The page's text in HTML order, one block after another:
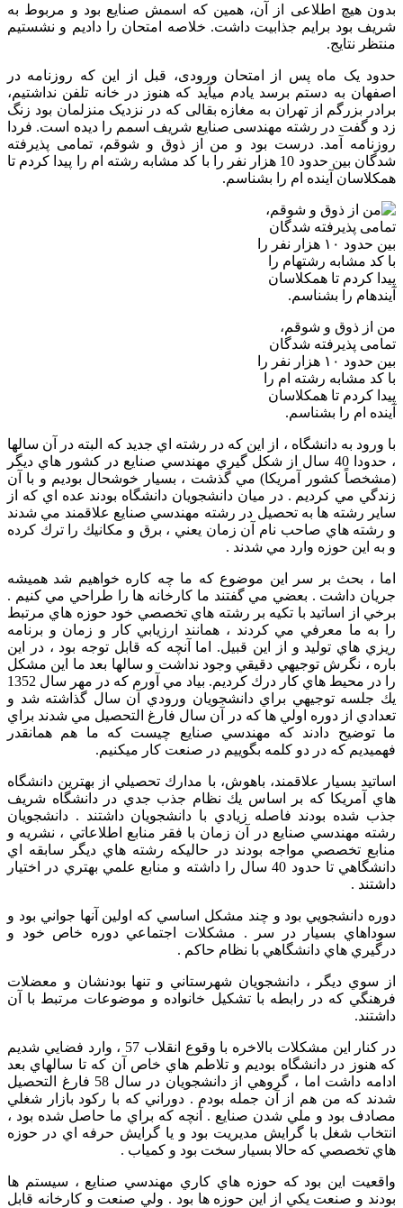
بدون هیچ اطلاعی از آن، همین که اسمش صنایع بود و مربوط به
شریف بود برایم جذابیت داشت. خلاصه امتحان را دادیم و نشستیم
منتظر نتایج.
حدود یک ماه پس از امتحان ورودی، قبل از این که روزنامه در
اصفهان به دستم برسد یادم می­آید که هنوز در خانه تلفن نداشتیم،
برادر بزرگم از تهران به مغازه بقالی که در نزدیک منزلمان بود زنگ
زد و گفت در رشته مهندسی صنایع شریف اسمم را دیده است. فردا
روزنامه آمد. درست بود و من از ذوق و شوقم، تمامی پذیرفته
شدگان بین حدود 10 هزار نفر را با کد مشابه رشته ­ام را پیدا کردم تا
همکلاسان آینده ­ام را بشناسم.
من از ذوق و شوقم،
تمامی پذیرفته شدگان
بین حدود ۱۰ هزار نفر را
با کد مشابه رشته­ ام را
پیدا کردم تا همکلاسان
آینده ­ام را بشناسم.
با ورود به دانشگاه ، از اين كه در رشته اي جديد كه البته در آن سالها
، حدودا 40 سال از شكل گيري مهندسي صنايع در كشور هاي ديگر
(مشخصاً كشور آمريكا) مي گذشت ، بسيار خوشحال بوديم و با آن
زندگي مي كرديم . در ميان دانشجويان دانشگاه بودند عده اي كه از
ساير رشته ها به تحصيل در رشته مهندسي صنايع علاقمند مي شدند
و رشته هاي صاحب نام آن زمان يعني ، برق و مكانيك را ترك كرده
و به اين حوزه وارد مي شدند .
اما ، بحث بر سر اين موضوع كه ما چه كاره خواهيم شد هميشه
جريان داشت . بعضي مي گفتند ما كارخانه ها را طراحي مي كنيم .
برخي از اساتيد با تكيه بر رشته هاي تخصصي خود حوزه هاي مرتبط
را به ما معرفي مي كردند ، همانند ارزيابي كار و زمان و برنامه
ريزي هاي توليد و از اين قبيل. اما آنچه كه قابل توجه بود ، در اين
باره ، نگرش توجيهي دقيقي وجود نداشت و سالها بعد ما اين مشكل
را در محيط هاي كار درك كرديم. بياد مي آورم كه در مهر سال 1352
يك جلسه توجيهي براي دانشجويان ورودي آن سال گذاشته شد و
تعدادي از دوره اولي ها كه در آن سال فارغ التحصيل مي شدند براي
ما توضيح دادند كه مهندسي صنايع چيست كه ما هم همانقدر
فهميديم كه در دو كلمه بگوييم در صنعت كار ميكنيم.
اساتيد بسيار علاقمند، ‌باهوش، با مدارك تحصيلي از بهترين دانشگاه
هاي آمريكا كه بر اساس يك نظام جذب جدي در دانشگاه شريف
جذب شده بودند فاصله زيادي با دانشجويان داشتند . دانشجويان
رشته مهندسي صنايع در آن زمان با فقر منابع اطلاعاتي ، نشريه و
منابع تخصصي مواجه بودند در حاليكه رشته هاي ديگر سابقه اي
دانشگاهي تا حدود 40 سال را داشته و منابع علمي بهتري در اختيار
داشتند .
دوره دانشجويي بود و چند مشكل اساسي كه اولين آنها جواني بود و
سوداهاي بسيار در سر . مشكلات اجتماعي دوره خاص خود و
درگيري هاي دانشگاهي با نظام حاكم .
از سوي ديگر ، دانشجويان شهرستاني و تنها بودنشان و معضلات
فرهنگي كه در رابطه با تشكيل خانواده و موضوعات مرتبط با آن
داشتند.
در كنار اين مشكلات بالاخره با وقوع انقلاب 57 ، وارد فضايي شديم
كه هنوز در دانشگاه بوديم و تلاطم هاي خاص آن كه تا سالهاي بعد
ادامه داشت اما ، گروهي از دانشجویان در سال 58 فارغ التحصيل
شدند كه من هم از آن جمله بودم . دوراني كه با ركود بازار شغلي
مصادف بود و ملي شدن صنايع . آنچه كه براي ما حاصل شده بود ،
انتخاب شغل با گرايش مديريت بود و يا گرايش حرفه اي در حوزه
هاي تخصصي كه حالا بسيار سخت بود و كمياب .
واقعيت اين بود كه حوزه هاي كاري مهندسي صنايع ، سيستم ها
بودند و صنعت يكي از اين حوزه ها بود . ولي صنعت و كارخانه قابل